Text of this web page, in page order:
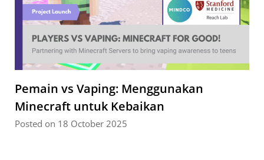
Pemain vs Vaping: Menggunakan
Minecraft untuk Kebaikan
Posted on 18 October 2025